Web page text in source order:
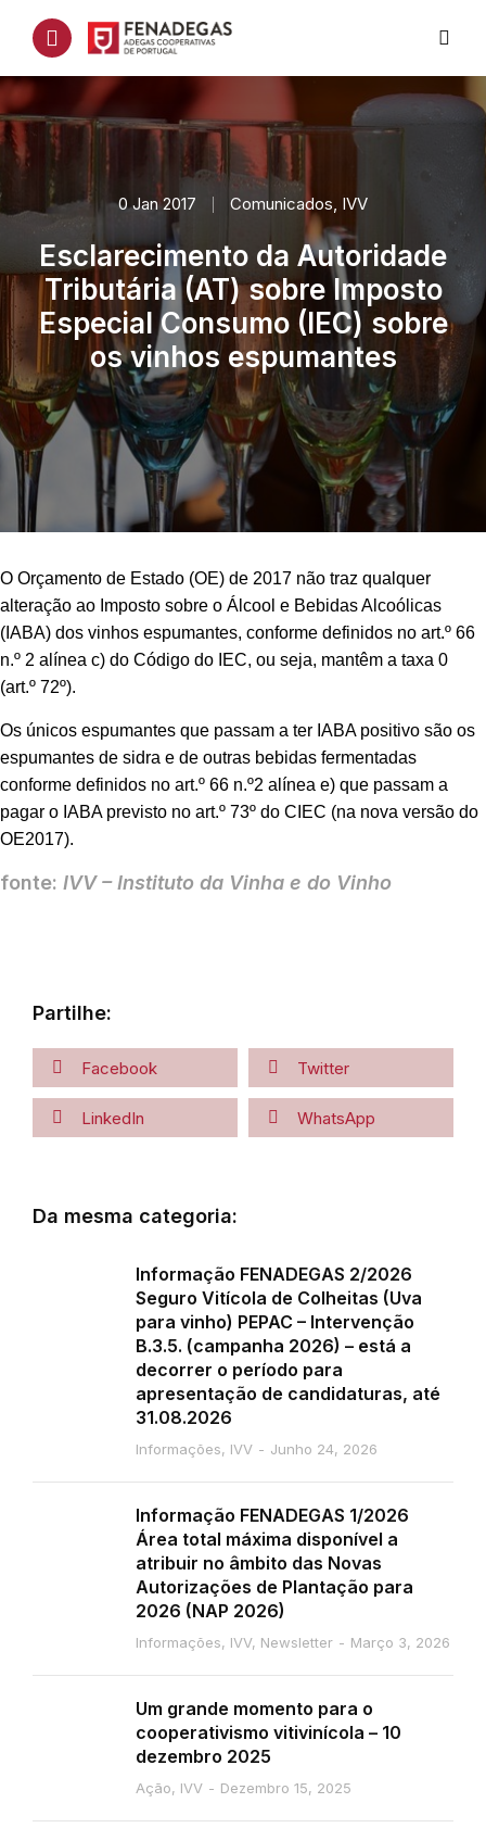
0 Jan 2017 Comunicados, IVV
Esclarecimento da Autoridade
Tributária (AT) sobre Imposto
Especial Consumo (IEC) sobre
os vinhos espumantes
O Orçamento de Estado (OE) de 2017 não traz qualquer
alteração ao Imposto sobre o Álcool e Bebidas Alcoólicas
(IABA) dos vinhos espumantes, conforme definidos no art.º 66
n.º 2 alínea c) do Código do IEC, ou seja, mantêm a taxa 0
(art.º 72º).
Os únicos espumantes que passam a ter IABA positivo são os
espumantes de sidra e de outras bebidas fermentadas
conforme definidos no art.º 66 n.º2 alínea e) que passam a
pagar o IABA previsto no art.º 73º do CIEC (na nova versão do
OE2017).
fonte: IVV – Instituto da Vinha e do Vinho
Partilhe:
Facebook Twitter
LinkedIn WhatsApp
Da mesma categoria:
Informação FENADEGAS 2/2026
Seguro Vitícola de Colheitas (Uva
para vinho) PEPAC – Intervenção
B.3.5. (campanha 2026) – está a
decorrer o período para
apresentação de candidaturas, até
31.08.2026
Informações, IVV Junho 24, 2026
Informação FENADEGAS 1/2026
Área total máxima disponível a
atribuir no âmbito das Novas
Autorizações de Plantação para
2026 (NAP 2026)
Informações, IVV, Newsletter Março 3, 2026
Um grande momento para o
cooperativismo vitivinícola – 10
dezembro 2025
Ação, IVV Dezembro 15, 2025